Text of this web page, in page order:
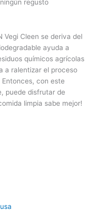
regusto
Vegi Cleen se deriva del
ayuda a
químicos agrícolas
a ralentizar el proceso
con este
puede disfrutar de
limpia sabe mejor!
usa